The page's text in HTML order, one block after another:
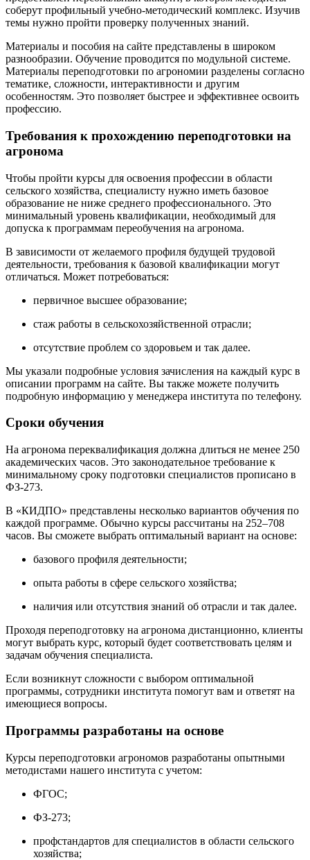
соберут профильный учебно-методический комплекс. Изучив
темы нужно пройти проверку полученных знаний.
Материалы и пособия на сайте представлены в широком
разнообразии. Обучение проводится по модульной системе.
Материалы переподготовки по агрономии разделены согласно
тематике, сложности, интерактивности и другим
особенностям. Это позволяет быстрее и эффективнее освоить
профессию.
Требования к прохождению переподготовки на
агронома
Чтобы пройти курсы для освоения профессии в области
сельского хозяйства, специалисту нужно иметь базовое
образование не ниже среднего профессионального. Это
минимальный уровень квалификации, необходимый для
допуска к программам переобучения на агронома.
В зависимости от желаемого профиля будущей трудовой
деятельности, требования к базовой квалификации могут
отличаться. Может потребоваться:
первичное высшее образование;
стаж работы в сельскохозяйственной отрасли;
отсутствие проблем со здоровьем и так далее.
Мы указали подробные условия зачисления на каждый курс в
описании программ на сайте. Вы также можете получить
подробную информацию у менеджера института по телефону.
Сроки обучения
На агронома переквалификация должна длиться не менее 250
академических часов. Это законодательное требование к
минимальному сроку подготовки специалистов прописано в
ФЗ-273.
В «КИДПО» представлены несколько вариантов обучения по
каждой программе. Обычно курсы рассчитаны на 252–708
часов. Вы сможете выбрать оптимальный вариант на основе:
базового профиля деятельности;
опыта работы в сфере сельского хозяйства;
наличия или отсутствия знаний об отрасли и так далее.
Проходя переподготовку на агронома дистанционно, клиенты
могут выбрать курс, который будет соответствовать целям и
задачам обучения специалиста.
Если возникнут сложности с выбором оптимальной
программы, сотрудники института помогут вам и ответят на
имеющиеся вопросы.
Программы разработаны на основе
Курсы переподготовки агрономов разработаны опытными
методистами нашего института с учетом:
ФГОС;
ФЗ-273;
профстандартов для специалистов в области сельского
хозяйства;